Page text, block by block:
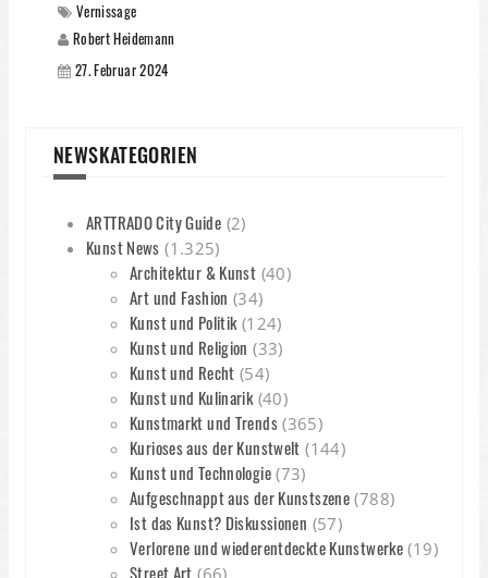
Vernissage
Robert Heidemann
27. Februar 2024
NEWSKATEGORIEN
ARTTRADO City Guide (2)
Kunst News (1.325)
Architektur & Kunst (40)
Art und Fashion (34)
Kunst und Politik(124)
Kunst und Religion (33)
Kunst und Recht (54)
Kunst und Kulinarik(40)
Kunstmarkt und Trends(365)
Kurioses aus der Kunstwelt (144)
Kunst und Technologie(73)
Aufgeschnappt aus der Kunstszene (788)
Ist das Kunst? Diskussionen (57)
Verlorene und wiederentdeckte Kunstwerke (19)
Street Art